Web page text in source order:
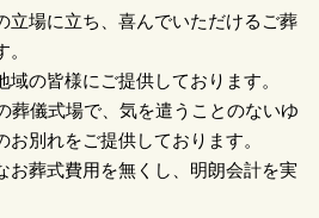
立場に立ち、喜んでいただけるご葬
の皆様にご提供しております。
葬儀式場で、気を遣うことのないゆ
別れをご提供しております。
お葬式費用を無くし、明朗会計を実